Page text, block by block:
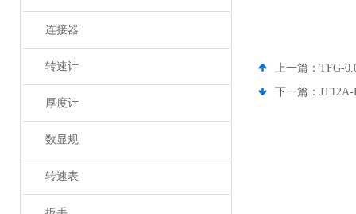
连接器
转速计
厚度计
数显规
转速表
上一篇： TFG-
下一篇：